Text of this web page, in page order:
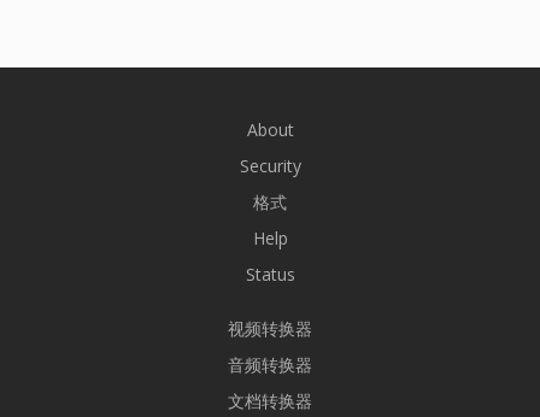
About
Security
格式
Help
Status
视频转换器
音频转换器
文档转换器